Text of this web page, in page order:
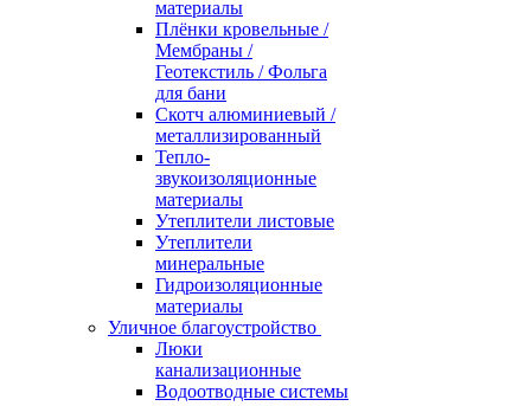
материалы
Плёнки кровельные /
Мембраны /
Геотекстиль / Фольга
для бани
Скотч алюминиевый /
металлизированный
Тепло-
звукоизоляционные
материалы
Утеплители листовые
Утеплители
минеральные
Гидроизоляционные
материалы
Уличное благоустройство
Люки
канализационные
Водоотводные системы